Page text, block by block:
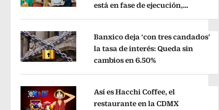
está en fase de ejecución,
Banxico deja ‘con tres candados’
la tasa de interés: Queda sin
cambios en 6.50%Opens in new
Así es Hacchi Coffee, el
restaurante en la CDMX